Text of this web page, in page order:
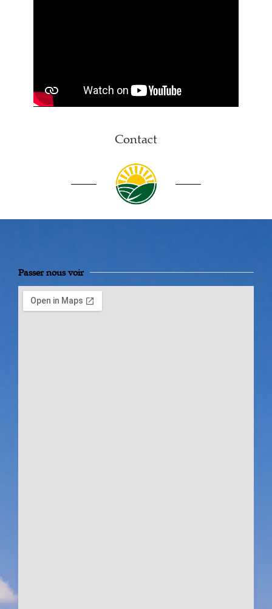
Contact
Passer nous voir